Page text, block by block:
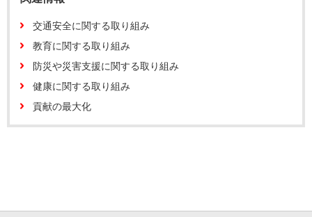
交通安全に関する取り組み
教育に関する取り組み
防災や災害支援に関する取り組み
健康に関する取り組み
貢献の最大化